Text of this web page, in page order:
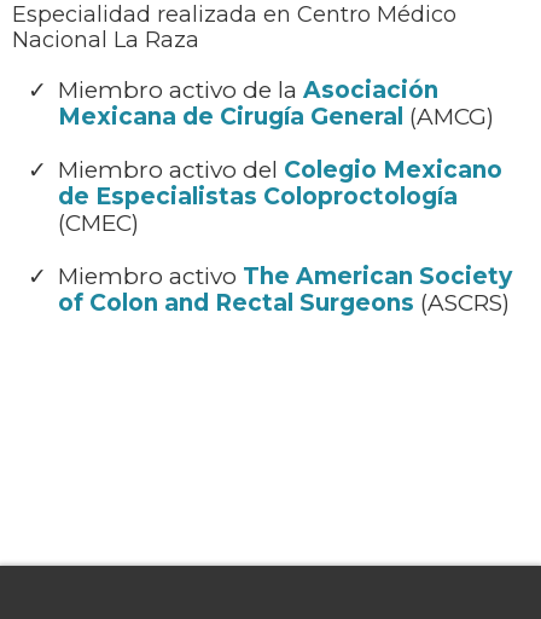
Especialidad realizada en Centro Médico
Nacional La Raza
Miembro activo de la Asociación
Mexicana de Cirugía General (AMCG)
Miembro activo del Colegio Mexicano
de Especialistas Coloproctología
(CMEC)
Miembro activo The American Society
of Colon and Rectal Surgeons (ASCRS)